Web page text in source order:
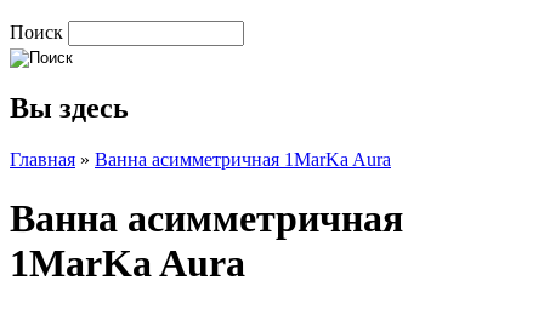
Поиск
Вы здесь
Главная » Ванна асимметричная 1MarKa Aura
Ванна асимметричная
1MarKa Aura